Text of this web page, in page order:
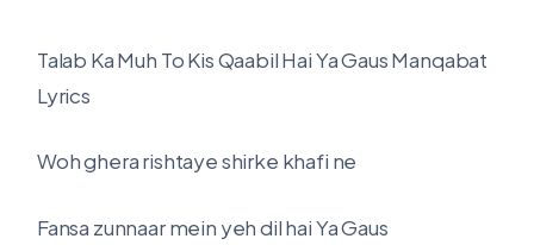
Talab Ka Muh To Kis Qaabil Hai Ya Gaus Manqabat
Lyrics
Woh ghera rishtaye shirke khafi ne
Fansa zunnaar mein yeh dil hai Ya Gaus